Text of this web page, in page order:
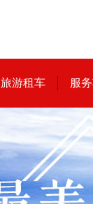
旅游租车 服